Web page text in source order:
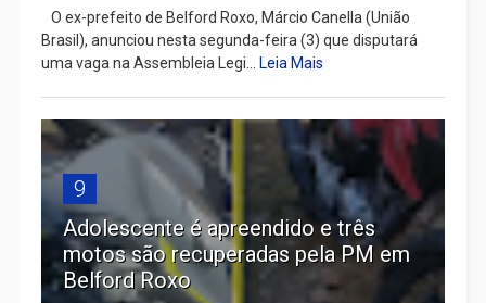
​ O ex-prefeito de Belford Roxo, Márcio Canella (União
Brasil), anunciou nesta segunda-feira (3) que disputará
uma vaga na Assembleia Legi... Leia Mais
9
Adolescente é apreendido e três
motos são recuperadas pela PM em
Belford Roxo